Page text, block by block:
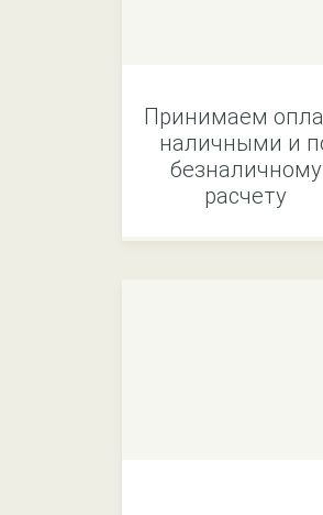
Принимаем
наличными и
безналичному
расчету